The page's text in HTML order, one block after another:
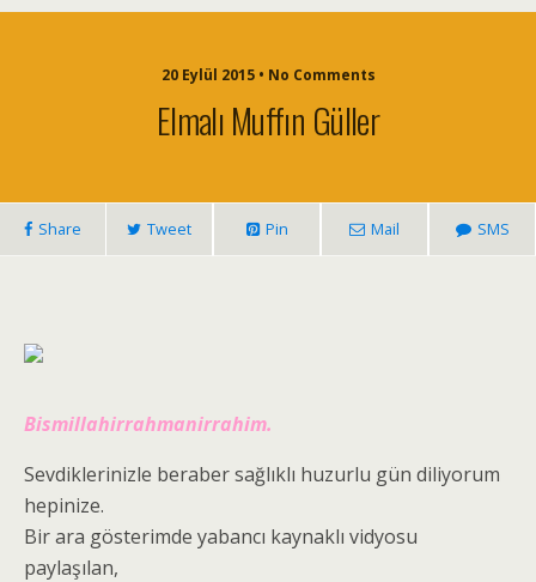
20 Eylül 2015 • No Comments
Elmalı Muffın Güller
Share Tweet Pin Mail SMS
Bismillahirrahmanirrahim.
Sevdiklerinizle beraber sağlıklı huzurlu gün diliyorum
hepinize.
Bir ara gösterimde yabancı kaynaklı vidyosu
paylaşılan,